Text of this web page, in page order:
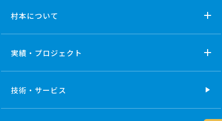
村本について
実績・プロジェクト
技術・ サービス